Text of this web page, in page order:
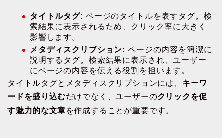
タイトルタグ: ページのタイトルを表すタグ。検
索結果に表示されるため、クリック率に大きく
影響します。
メタディスクリプション: ページの内容を簡潔に
説明するタグ。検索結果に表示され、ユーザー
にページの内容を伝える役割を担います。
タイトルタグとメタディスクリプションには、 キーワ
ードを盛り込むだけでなく、ユーザーのクリックを促
す魅力的な文章を作成することが重要です。